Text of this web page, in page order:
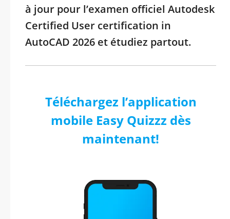
à jour pour l’examen officiel Autodesk
Certified User certification in
AutoCAD 2026 et étudiez partout.
Téléchargez l’application
mobile Easy Quizzz dès
maintenant!